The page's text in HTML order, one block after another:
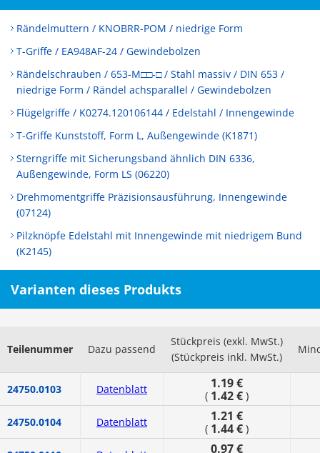
Rändelmuttern / KNOBRR-POM / niedrige Form
T-Griffe / EA948AF-24 / Gewindebolzen
Rändelschrauben / 653-M□□-□ / Stahl massiv / DIN 653 /
niedrige Form / Rändel achsparallel / Gewindebolzen
Flügelgriffe / K0274.120106144 / Edelstahl / Innengewinde
T-Griffe Kunststoff, Form L, Außengewinde (K1871)
Sterngriffe mit Sicherungsband ähnlich DIN 6336,
Außengewinde, Form LS (06220)
Drehmomentgriffe Präzisionsausführung, Innengewinde
(07124)
Pilzknöpfe Edelstahl mit Innengewinde mit niedrigem Bund
(K2145)
Varianten dieses Produkts
Teilenummer Dazu passend
Stückpreis (exkl. MwSt.)
(Stückpreis inkl. MwSt.)
24750.0103 Datenblatt 1.19 €
( 1.42 € )
24750.0104 Datenblatt 1.21 €
( 1.44 € )
0.97 €